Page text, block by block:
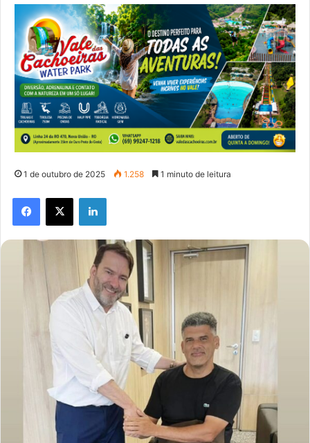
1 de outubro de 2025 1.258 1 minuto de leitura
Facebook
X Linkedin